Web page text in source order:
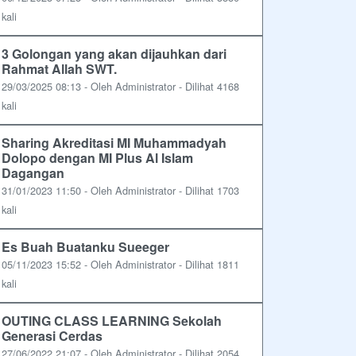
kali
3 Golongan yang akan dijauhkan dari
Rahmat Allah SWT.
29/03/2025 08:13 - Oleh Administrator - Dilihat 4168
kali
Sharing Akreditasi MI Muhammadyah
Dolopo dengan MI Plus Al Islam
Dagangan
31/01/2023 11:50 - Oleh Administrator - Dilihat 1703
kali
Es Buah Buatanku Sueeger
05/11/2023 15:52 - Oleh Administrator - Dilihat 1811
kali
OUTING CLASS LEARNING Sekolah
Generasi Cerdas